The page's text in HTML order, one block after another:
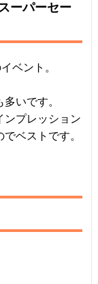
ーパーセー
ベント。
いです。
ンプレッション
ベストです。